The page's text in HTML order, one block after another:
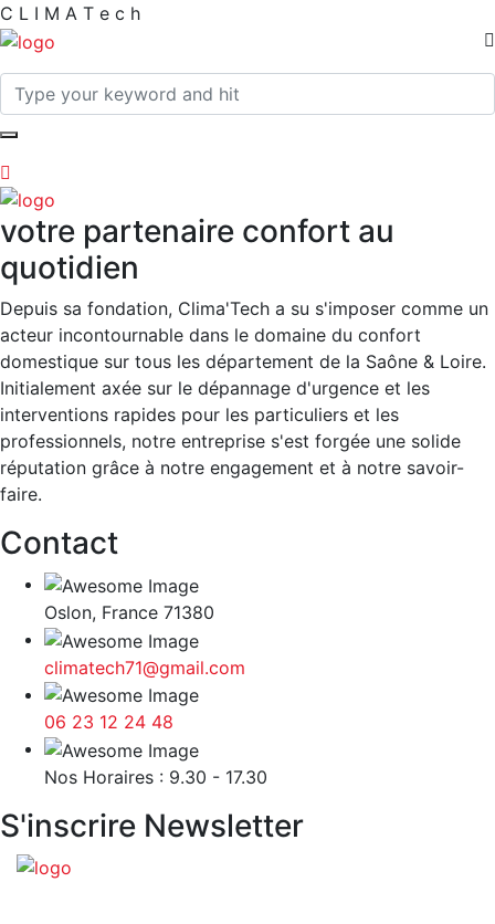
C L I M A T e c h
votre partenaire confort au
quotidien
Depuis sa fondation, Clima'Tech a su s'imposer comme un
acteur incontournable dans le domaine du confort
domestique sur tous les département de la Saône & Loire.
Initialement axée sur le dépannage d'urgence et les
interventions rapides pour les particuliers et les
professionnels, notre entreprise s'est forgée une solide
réputation grâce à notre engagement et à notre savoir-
faire.
Contact
Oslon, France 71380
climatech71@gmail.com
06 23 12 24 48
Nos Horaires : 9.30 - 17.30
S'inscrire Newsletter